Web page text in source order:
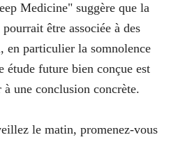
Medicine" suggère que la
être associée à des
en particulier la somnolence
étude future bien conçue est
une conclusion concrète.
le matin, promenez-vous